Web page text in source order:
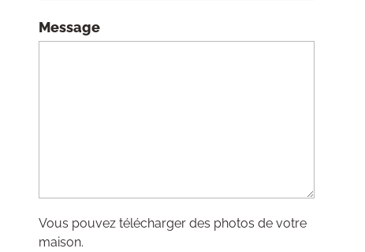
Message
Vous pouvez télécharger des photos de votre
maison.